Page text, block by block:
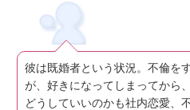
彼は既婚者という状況。不倫を
が、好きになってしまってから
どうしていいのかも社内恋愛、